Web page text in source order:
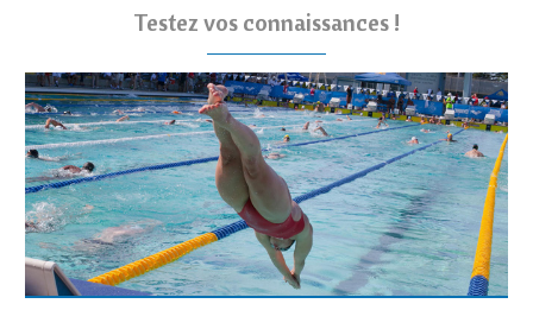
Testez vos connaissances !